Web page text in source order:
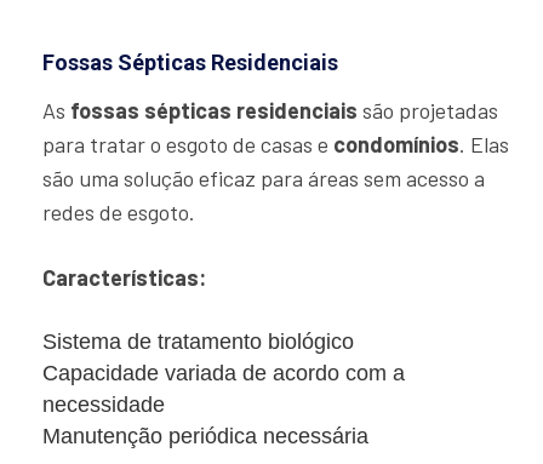
Fossas Sépticas Residenciais
As fossas sépticas residenciais são projetadas
para tratar o esgoto de casas e condomínios. Elas
são uma solução eficaz para áreas sem acesso a
redes de esgoto.
Características:
Sistema de tratamento biológico
Capacidade variada de acordo com a
necessidade
Manutenção periódica necessária